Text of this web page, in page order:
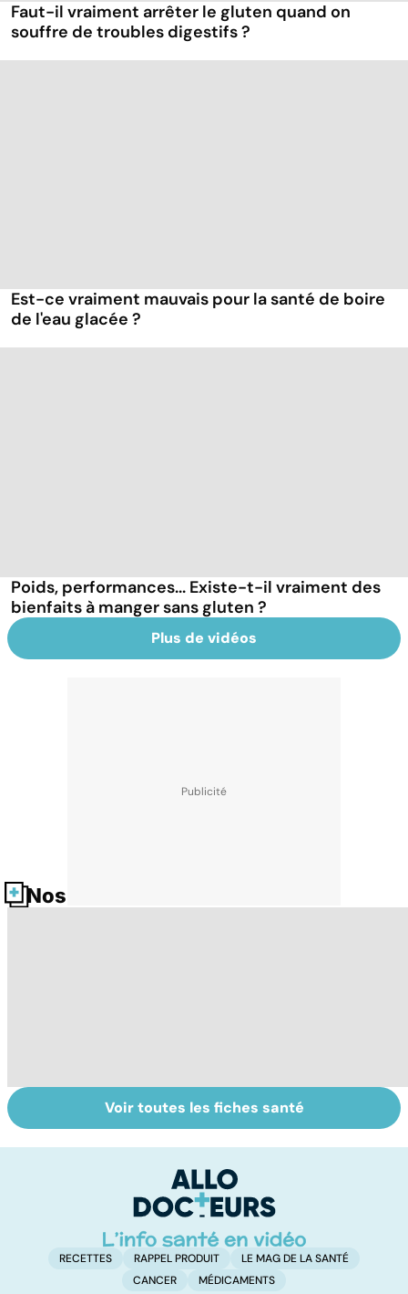
Faut-il vraiment arrêter le gluten quand on
souffre de troubles digestifs ?
Est-ce vraiment mauvais pour la santé de boire
de l'eau glacée ?
Poids, performances... Existe-t-il vraiment des
bienfaits à manger sans gluten ?
Plus de vidéos
Nos fiches santé
Comment
faciliter la
Intestin irritable :
le régime
solution ?
Voir toutes les fiches santé
RECETTES RAPPEL PRODUIT
LE MAG DE LA SANTÉ
CANCER
MÉDICAMENTS